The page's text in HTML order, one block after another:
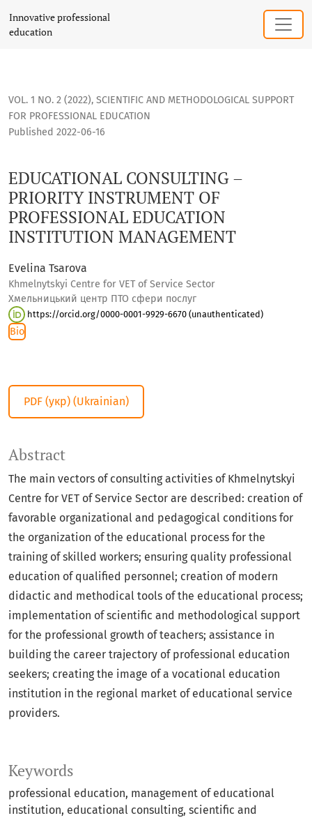
EDUCATIONAL CONSULTING – PRIORITY INSTRUMENT OF
Innovative professional
education
VOL. 1 NO. 2 (2022), SCIENTIFIC AND METHODOLOGICAL SUPPORT
FOR PROFESSIONAL EDUCATION
EDUCATIONAL CONSULTING –
PRIORITY INSTRUMENT OF
PROFESSIONAL EDUCATION
INSTITUTION MANAGEMENT
Published 2022-06-16
Evelina Tsarova
Khmelnytskyi Centre for VET of Service Sector
Хмельницький центр ПТО сфери послуг
https://orcid.org/0000-0001-9929-6670 (unauthenticated)
Bio
PDF (укр) (Ukrainian)
Keywords
professional education management of educational
institution educational consulting scientific and
Abstract
The main vectors of consulting activities of Khmelnytskyi
Centre for VET of Service Sector are described: creation of
favorable organizational and pedagogical conditions for
the organization of the educational process for the
training of skilled workers; ensuring quality professional
education of qualified personnel; creation of modern
didactic and methodical tools of the educational process;
implementation of scientific and methodological support
for the professional growth of teachers; assistance in
building the career trajectory of professional education
seekers; creating the image of a vocational education
institution in the regional market of educational service
providers.